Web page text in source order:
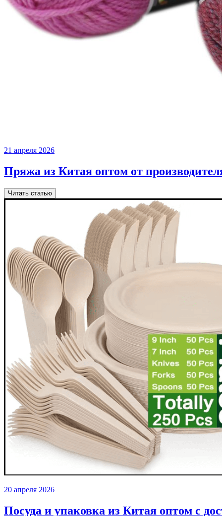
21 апреля 2026
Пряжа из Китая оптом от
Читать статью
20 апреля 2026
Посуда и упаковка из Китая оптом с